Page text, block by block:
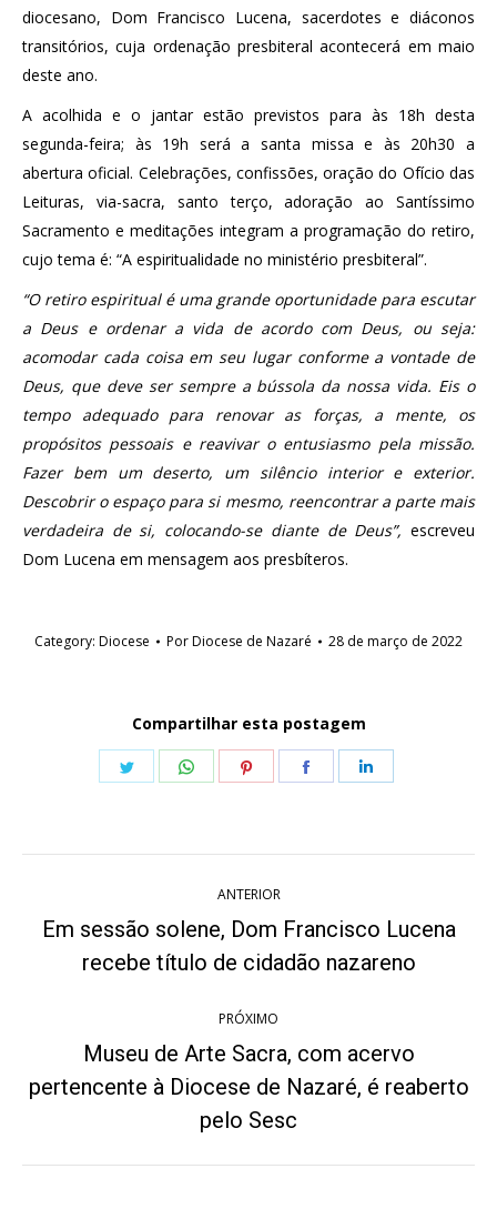
diocesano, Dom Francisco Lucena, sacerdotes e diáconos
transitórios, cuja ordenação presbiteral acontecerá em maio
deste ano.
A acolhida e o jantar estão previstos para às 18h desta
segunda-feira; às 19h será a santa missa e às 20h30 a
abertura oficial. Celebrações, confissões, oração do Ofício das
Leituras, via-sacra, santo terço, adoração ao Santíssimo
Sacramento e meditações integram a programação do retiro,
cujo tema é: “A espiritualidade no ministério presbiteral”.
“O retiro espiritual é uma grande oportunidade para escutar
a Deus e ordenar a vida de acordo com Deus, ou seja:
acomodar cada coisa em seu lugar conforme a vontade de
Deus, que deve ser sempre a bússola da nossa vida. Eis o
tempo adequado para renovar as forças, a mente, os
propósitos pessoais e reavivar o entusiasmo pela missão.
Fazer bem um deserto, um silêncio interior e exterior.
Descobrir o espaço para si mesmo, reencontrar a parte mais
verdadeira de si, colocando-se diante de Deus”, escreveu
Dom Lucena em mensagem aos presbíteros.
Category: Diocese PorDiocese de Nazaré 28 de março de 2022
Compartilhar esta postagem
Share
Share
Share
Share
de
post:
ANTERIOR
Post
anterior:
Em sessão solene, Dom Francisco Lucena
recebe título de cidadão nazareno
PRÓXIMO
Próximo
post:
Museu de Arte Sacra, com acervo
pertencente à Diocese de Nazaré, é reaberto
pelo Sesc